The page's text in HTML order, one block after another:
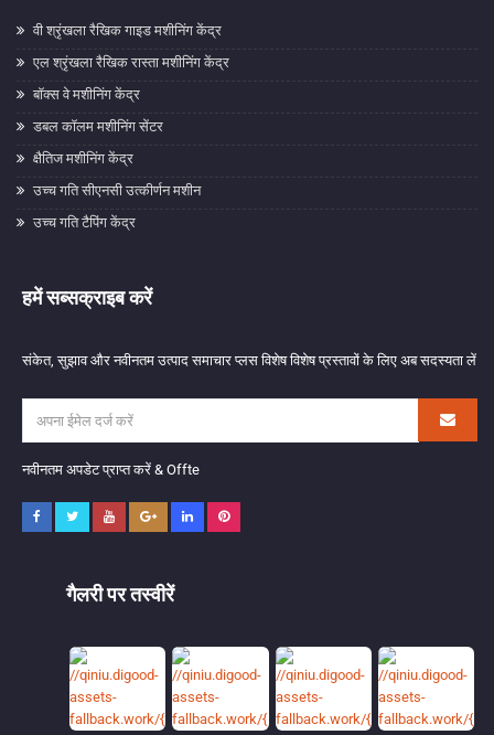
वी श्रृंखला रैखिक गाइड मशीनिंग केंद्र
एल श्रृंखला रैखिक रास्ता मशीनिंग केंद्र
बॉक्स वे मशीनिंग केंद्र
डबल कॉलम मशीनिंग सेंटर
क्षैतिज मशीनिंग केंद्र
उच्च गति सीएनसी उत्कीर्णन मशीन
उच्च गति टैपिंग केंद्र
हमें सब्सक्राइब करें
संकेत, सुझाव और नवीनतम उत्पाद समाचार प्लस विशेष विशेष प्रस्तावों के लिए अब सदस्यता लें
नवीनतम अपडेट प्राप्त करें & Offte
गैलरी पर तस्वीरें